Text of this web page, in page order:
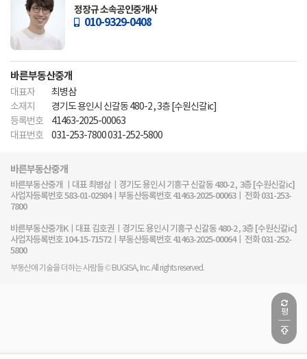
정장규 소속공인중개사
010-9329-0408
바른부동산중개
대표자
최병삼
소재지
경기도 용인시 신갈동 480-2 , 3층 [수원신갈ic]
등록번호
41463-2025-00063
대표번호
031-253-7800 031-252-5800
바른부동산중개
바른부동산중개 ㅣ대표 최병삼ㅣ경기도 용인시 기흥구 신갈동 480-2 , 3층 [수원신갈ic]
사업자등록번호 583-01-02984ㅣ부동산등록번호 41463-2025-00063ㅣ 전화 031-253-
7800
바른부동산중개Kㅣ대표 김호권ㅣ경기도 용인시 기흥구 신갈동 480-2 , 3층 [수원신갈ic]
사업자등록번호 104-15-71572ㅣ부동산등록번호 41463-2025-00064ㅣ 전화 031-252-
5800
부동산에 기술을 더하는 사람들 © BUGISA, Inc. All rights reserved.
평